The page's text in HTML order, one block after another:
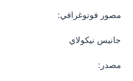
مصور فوتوغرافي:
جانيس نيكولاي
مصدر: